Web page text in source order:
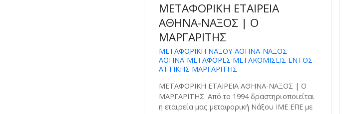
ΜΕΤΑΦΟΡΙΚΗ ΕΤΑΙΡΕΙΑ
ΑΘΗΝΑ-ΝΑΞΟΣ | Ο
ΜΑΡΓΑΡΙΤΗΣ
ΜΕΤΑΦΟΡΙΚΗ ΝΑΞΟΥ-ΑΘΗΝΑ-ΝΑΞΟΣ-
ΑΘΗΝΑ-ΜΕΤΑΦΟΡΕΣ ΜΕΤΑΚΟΜΙΣΕΙΣ ΕΝΤΟΣ
ΑΤΤΙΚΗΣ ΜΑΡΓΑΡΙΤΗΣ
ΜΕΤΑΦΟΡΙΚΗ ΕΤΑΙΡΕΙΑ ΑΘΗΝΑ-ΝΑΞΟΣ | Ο
ΜΑΡΓΑΡΙΤΗΣ. Από το 1994 δραστηριοποιείται
η εταιρεία μας μεταφορική Nάξου ΙΜΕ ΕΠΕ με